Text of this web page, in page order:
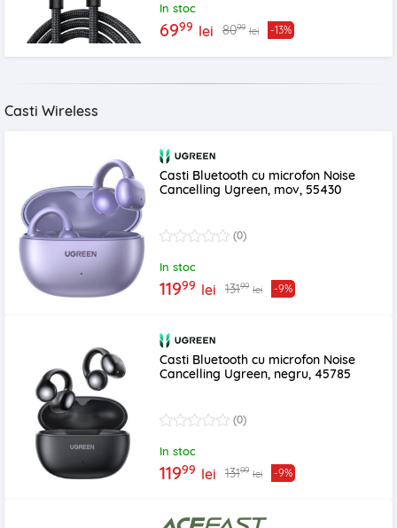
In stoc
6999 lei 8099 lei -13%
Casti Wireless
Casti Bluetooth cu microfon Noise
Cancelling Ugreen, mov, 55430
(0)
In stoc
11999 lei 13199 lei -9%
Casti Bluetooth cu microfon Noise
Cancelling Ugreen, negru, 45785
(0)
In stoc
11999 lei 13199 lei -9%